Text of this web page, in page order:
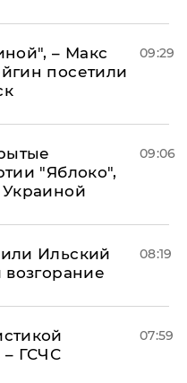
– Макс
посетили
09:29
"Яблоко",
09:06
Ильский
08:19
– ГСЧС
07:59